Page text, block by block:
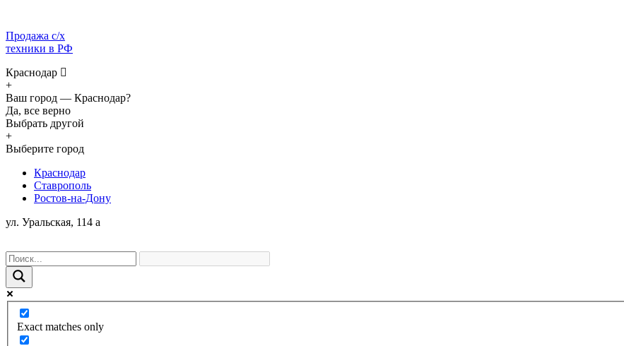
Продажа с/х
техники в РФ
Краснодар
+
Ваш город — Краснодар?
Да, все верно
Выбрать другой
+
Выберите город
Краснодар
Ставрополь
Ростов-на-Дону
ул. Уральская, 114 а
Exact matches only